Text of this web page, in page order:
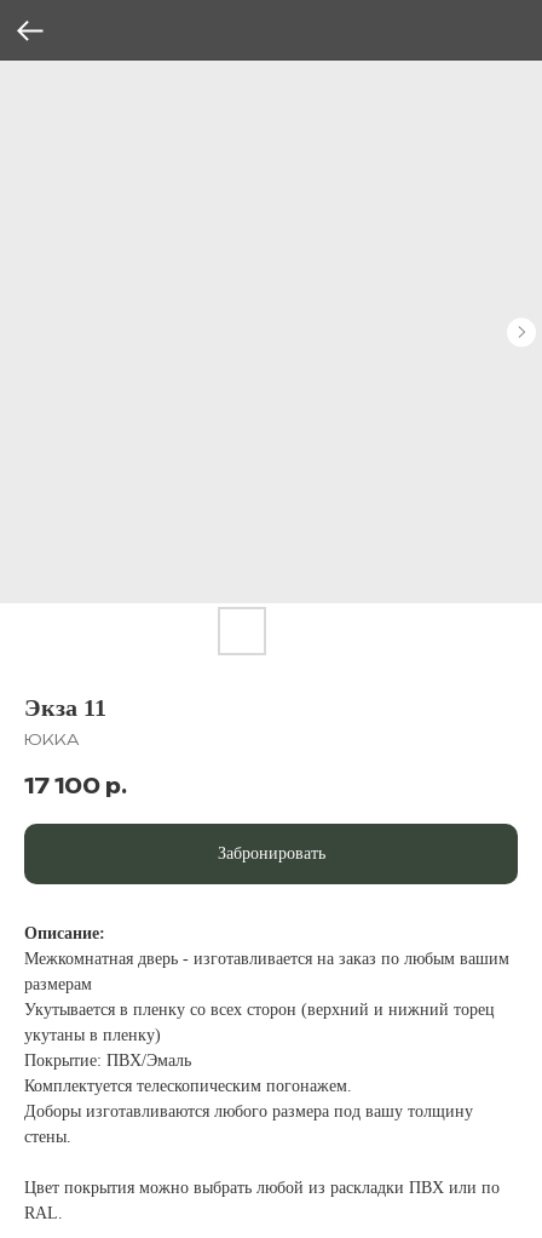
Экза 11
ЮККА
17 100 р.
Забронировать
Описание:
Межкомнатная дверь - изготавливается на заказ по любым вашим
размерам
Укутывается в пленку со всех сторон (верхний и нижний торец
укутаны в пленку)
Покрытие: ПВХ/Эмаль
Комплектуется телескопическим погонажем.
Доборы изготавливаются любого размера под вашу толщину
стены.
Цвет покрытия можно выбрать любой из раскладки ПВХ или по
RAL.